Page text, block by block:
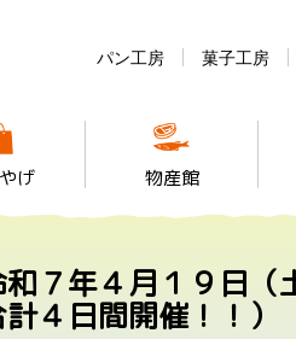
パン工房 菓子工房
げ 物産館
７年４月１９日
４日間開催！！）